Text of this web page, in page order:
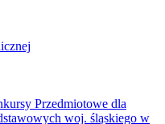
Przedmiotowe dla
woj. śląskiego w